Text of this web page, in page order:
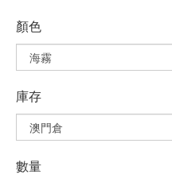
顏色
庫存
數量